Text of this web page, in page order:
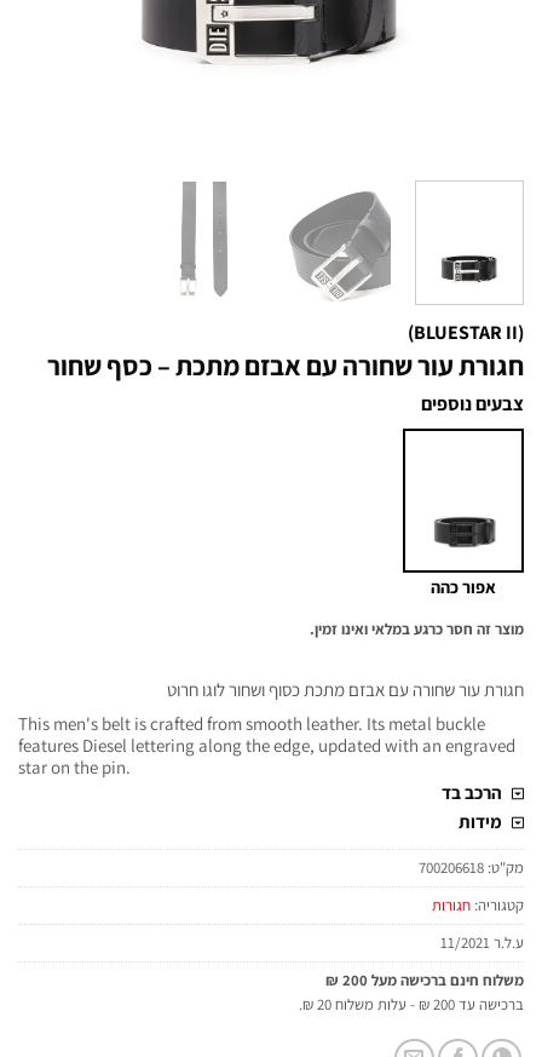
(BLUESTAR II)
חגורת עור שחורה עם אבזם מתכת – כסף שחור
צבעים נוספים
אפור כהה
מוצר זה חסר כרגע במלאי ואינו זמין.
חגורת עור שחורה עם אבזם מתכת כסוף ושחור לוגו חרוט
This men's belt is crafted from smooth leather. Its metal buckle
features Diesel lettering along the edge, updated with an engraved
star on the pin.
הרכב בד
מידות
מק"ט: 700206618
קטגוריה: חגורות
ע.ל.ר 11/2021
משלוח חינם ברכישה מעל 200 ₪
ברכישה עד 200 ₪ - עלות משלוח 20 ₪.